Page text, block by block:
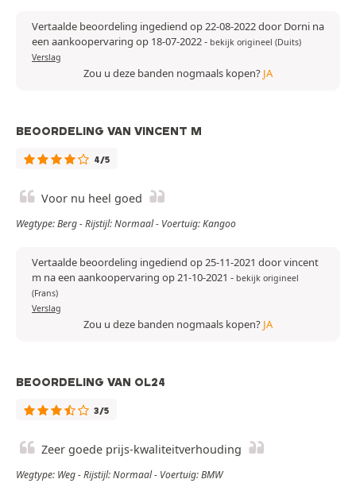
Vertaalde beoordeling ingediend op 22-08-2022 door Dorni na
een aankoopervaring op 18-07-2022- bekijk origineel (Duits)
Verslag
Zou u deze banden nogmaals kopen? JA
BEOORDELING VAN VINCENT M
4/5
Voor nu heel goed
Wegtype: Berg - Rijstijl: Normaal - Voertuig: Kangoo
Vertaalde beoordeling ingediend op 25-11-2021 door vincent
m na een aankoopervaring op 21-10-2021 - bekijk origineel
(Frans)
Verslag
Zou u deze banden nogmaals kopen? JA
BEOORDELING VAN OL24
3/5
Zeer goede prijs-kwaliteitverhouding
Wegtype: Weg - Rijstijl: Normaal - Voertuig: BMW